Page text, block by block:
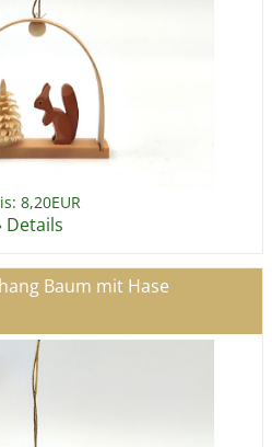
8,20EUR
Details
Baum mit Hase